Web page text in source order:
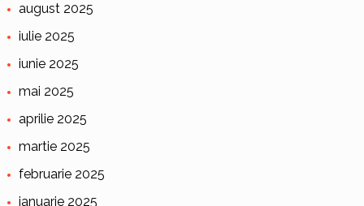
august 2025
iulie 2025
iunie 2025
mai 2025
aprilie 2025
martie 2025
februarie 2025
ianuarie 2025